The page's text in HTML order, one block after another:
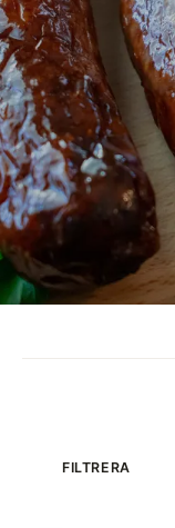
FILTRERA